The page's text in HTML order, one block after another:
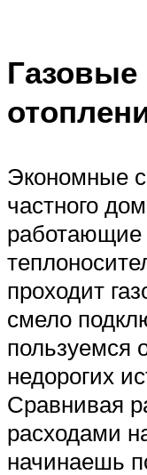
Экономные
частного
проходит
смело
пользуемся
недорогих
Сравнивая
расходами
начинаешь